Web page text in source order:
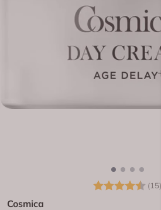
Karakter:
Cosmica